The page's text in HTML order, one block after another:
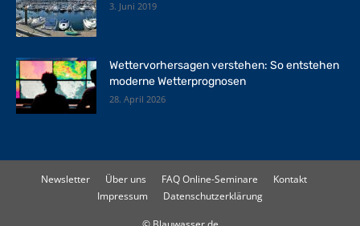
3. Juni 2019
Wettervorhersagen verstehen: So entstehen
moderne Wetterprognosen
28. April 2026
Newsletter Über uns FAQ Online-Seminare
Kontakt
Impressum
Datenschutzerklärung